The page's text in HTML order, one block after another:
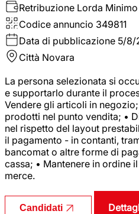
Retribuzione Lorda
Codice annuncio 349811
Data di pubblicazione 5/8/
Città Novara
La persona selezionata si
e supportarlo durante il
Vendere gli articoli in
prodotti nel punto vendita; •
nel rispetto del layout
il pagamento - in contanti,
bancomat o altre forme di
cassa; • Mantenere in ordine
merce.
Candidati